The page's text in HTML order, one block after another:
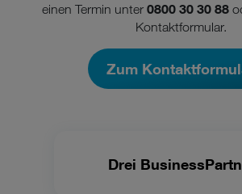
einen Termin unter 0800 30 30 88
Kontaktformular.
Zum
Drei